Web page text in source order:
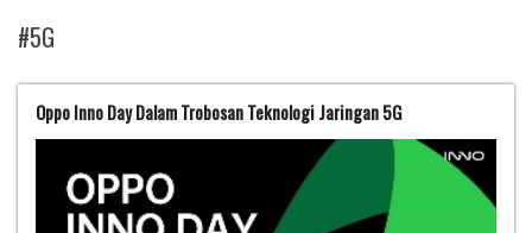
#5G
Oppo Inno Day Dalam Trobosan Teknologi Jaringan 5G